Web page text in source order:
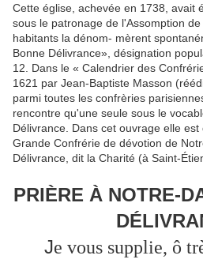
Cette église, achevée en 1738, avait
sous le patronage de l'Assomption
habitants la dénom- mèrent
Bonne Délivrance», désignation
12. Dans le « Calendrier des
1621 par Jean-Baptiste Masson
parmi toutes les confrèries
rencontre qu'une seule sous le
Délivrance. Dans cet ouvrage elle
Grande Confrérie de dévotion de
Délivrance, dit la Charité (à Saint-
PRIÈRE À NOTRE-
Je vous supplie, ô